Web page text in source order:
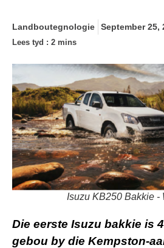
Landboutegnologie September 25,
Lees tyd
Isuzu KB250 Bakkie -
Die eerste Isuzu bakkie is
gebou by die Kempston-